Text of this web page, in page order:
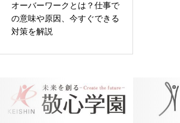
オーバーワークとは？仕事で
の意味や原因、今すぐできる
対策を解説